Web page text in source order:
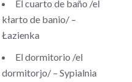
El cuarto de baño /el
kłarto de banio/ –
Łazienka
El dormitorio /el
dormitorjo/ – Sypialnia